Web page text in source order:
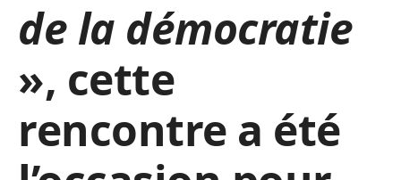
de la démocratie
», cette
rencontre a été